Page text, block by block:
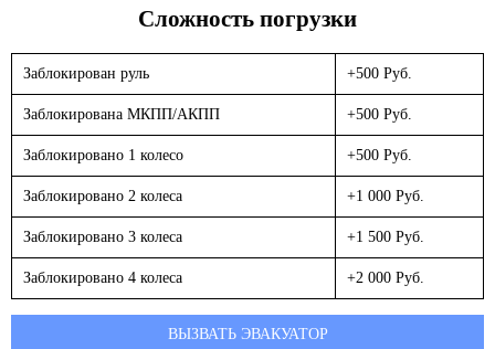
Сложность погрузки
Заблокирован руль +500 Руб.
Заблокирована МКПП/АКПП +500 Руб.
Заблокировано 1 колесо +500 Руб.
Заблокировано 2 колеса +1 000 Руб.
Заблокировано 3 колеса +1 500 Руб.
Заблокировано 4 колеса +2 000 Руб.
ВЫЗВАТЬ ЭВАКУАТОР